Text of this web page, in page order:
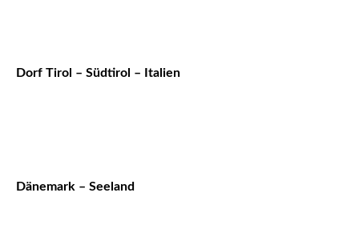
Dorf Tirol – Südtirol – Italien
Dänemark – Seeland